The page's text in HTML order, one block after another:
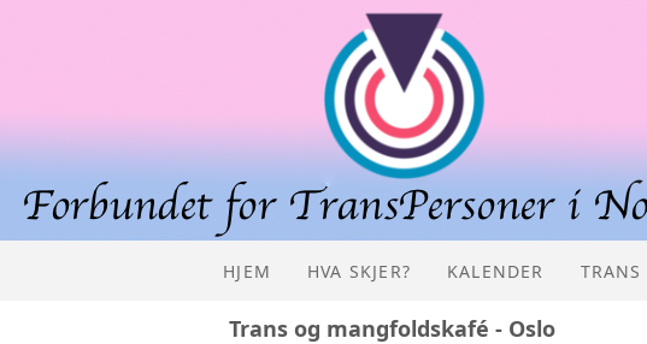
HJEM HVA SKJER? KALENDER TRANS
Trans og mangfoldskafé - Oslo